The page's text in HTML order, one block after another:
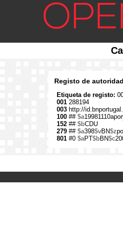
Registo de
Etiqueta de registo:
001 288194
003 http://
100 ## $a
152 ## $bCDU
279 ## $a398$vBN$z
801 #0 $aPT$bBN$c